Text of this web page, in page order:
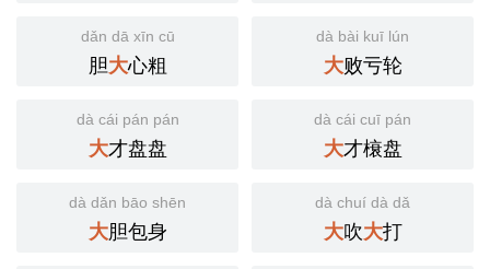
dǎn dā xīn cū
胆大心粗
dà bài kuī lún
大败亏轮
dà cái pán pán
大才盘盘
dà cái cuī pán
大才榱盘
dà dǎn bāo shēn
大胆包身
dà chuí dà dǎ
大吹大打